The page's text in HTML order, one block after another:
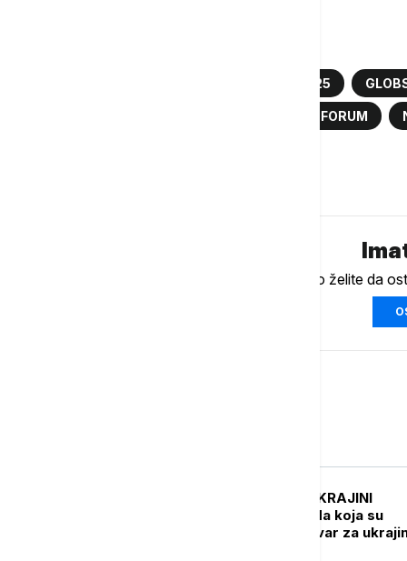
GLOBSEC 2025
BEZBEDNOSNI FORUM
Ukoliko želite da
Pogođena tri broda koja su
prevozila vojni tovar za